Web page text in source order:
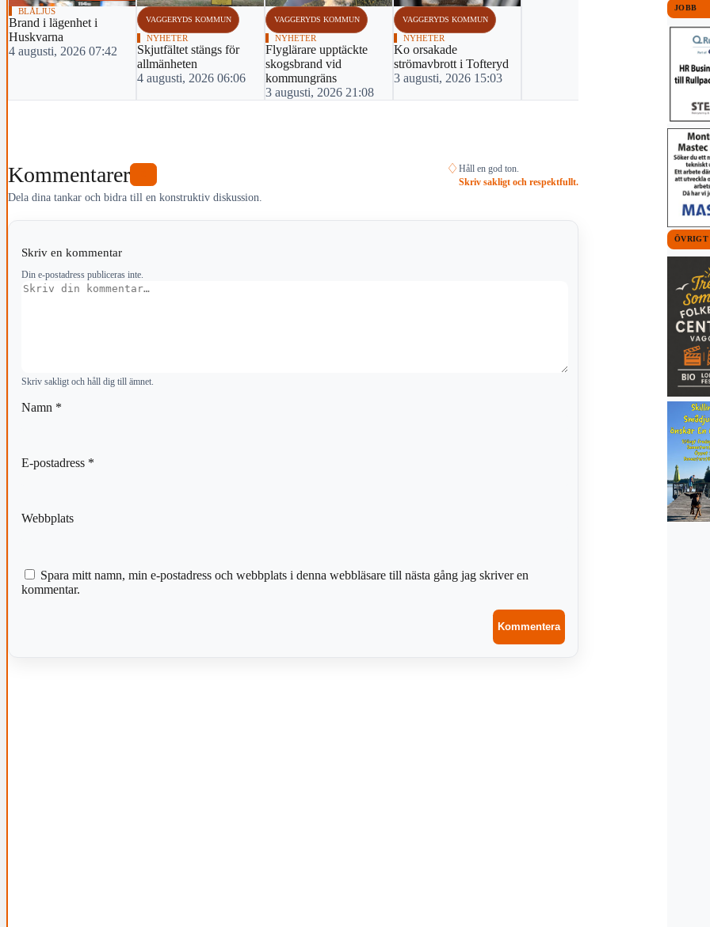
BLÅLJUS
Brand i lägenhet i
Huskvarna
4 augusti, 2026 07:42
VAGGERYDS KOMMUN
NYHETER
Skjutfältet stängs för
allmänheten
4 augusti, 2026 06:06
VAGGERYDS KOMMUN
NYHETER
Flyglärare upptäckte
skogsbrand vid
kommungräns
3 augusti, 2026 21:08
VAGGERYDS KOMMUN
NYHETER
Ko orsakade
strömavbrott i Tofteryd
3 augusti, 2026 15:03
NYHETER
Incident
tågtrafiken
31 juli,
Kommentarer
Dela dina tankar och bidra till en konstruktiv diskussion.
♢ Håll en god ton.
Skriv sakligt och respektfullt.
Skriv en kommentar
Din e-postadress publiceras inte.
Kommentar
Skriv sakligt och håll dig till ämnet.
Namn *
E-postadress *
Webbplats
Spara mitt namn, min e-postadress och webbplats i denna webbläsare till nästa gång jag skriver en
kommentar.
JOBB
ÖVRIGT